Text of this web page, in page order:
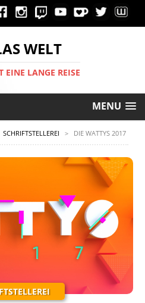
WELT
EINE LANGE REISE
MENU
SCHRIFTSTELLEREI > DIE WATTYS 2017